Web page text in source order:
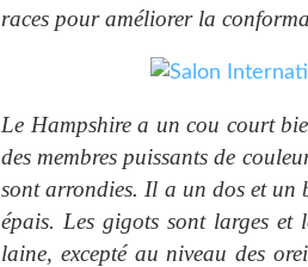
races pour améliorer la
Le Hampshire a un cou court
des membres puissants de
sont arrondies. Il a un dos et un
épais. Les gigots sont larges et
laine, excepté au niveau des